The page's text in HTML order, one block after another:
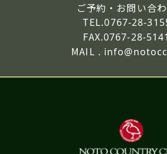
ご予約・お問い合わ
TEL.0767-28-
FAX.0767-28-5141
MAIL .